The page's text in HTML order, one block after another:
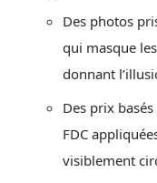
Des photos
qui masque
donnant
Des prix
FDC
visiblement